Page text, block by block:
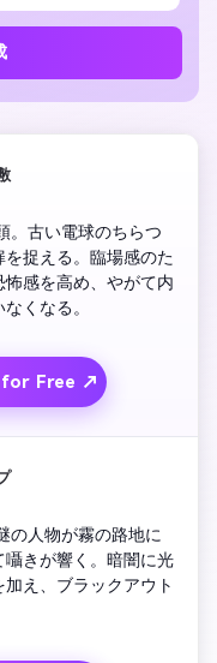
。古い電球のちらつ
捉える。臨場感のた
感を高め、やがて内
くなる。
Free ↗
の人物が霧の路地に
囁きが響く。暗闇に光
え、ブラックアウト